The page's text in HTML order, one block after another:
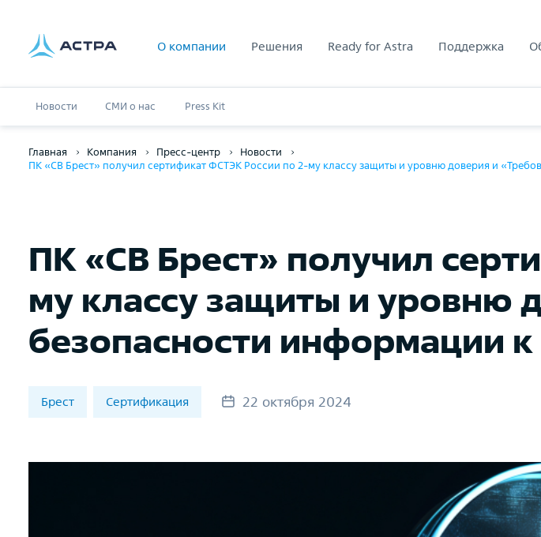
О компании Решения Ready for Astra Поддержка
Новости СМИ о нас Press Kit
Главная Компания Пресс-центр
Новости
ПК «СВ Брест» получил сертификат ФСТЭК России по 2-му классу защиты и уровню доверия и
ПК «СВ Брест» получил
му классу защиты и уровню
безопасности информации
Брест Сертификация 22 октября 2024